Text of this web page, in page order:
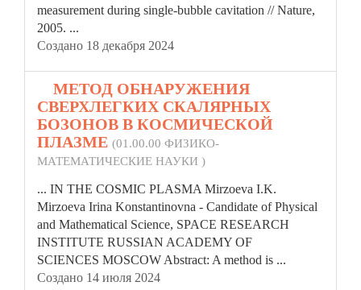
measurement during single-bubble cavitation // Nature,
2005. ...
Создано 18 декабря 2024
МЕТОД ОБНАРУЖЕНИЯ
СВЕРХЛЕГКИХ СКАЛЯРНЫХ
БОЗОНОВ В КОСМИЧЕСКОЙ
ПЛАЗМЕ (01.00.00 ФИЗИКО-
МАТЕМАТИЧЕСКИЕ НАУКИ )
... IN THE COSMIC PLASMA Mirzoeva I.K.
Mirzoeva Irina Konstantinovna - Candidate of Physical
and Mathematical Science, SPACE RESEARCH
INSTITUTE RUSSIAN ACADEMY OF
SCIENCES MOSCOW Abstract: A method is ...
Создано 14 июля 2024